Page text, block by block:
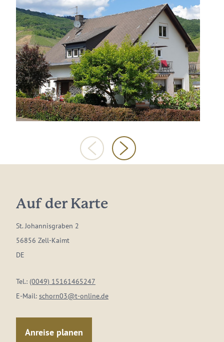
Auf der Karte
St. Johannisgraben 2
56856 Zell-Kaimt
DE
Tel.: (0049) 15161465247
E-Mail: schorn03@t-online.de
Anreise planen